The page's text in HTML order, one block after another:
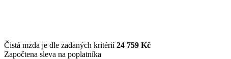
Čistá mzda je dle zadaných kritérií24 759 Kč
Započtena sleva na poplatníka